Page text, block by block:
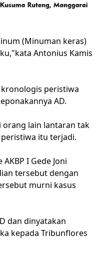
(Minuman keras)
Antonius Kamis
peristiwa
AD.
lain lantaran tak
itu terjadi.
I Gede Joni
tersebut dengan
murni kasus
dan dinyatakan
kepada Tribunflores